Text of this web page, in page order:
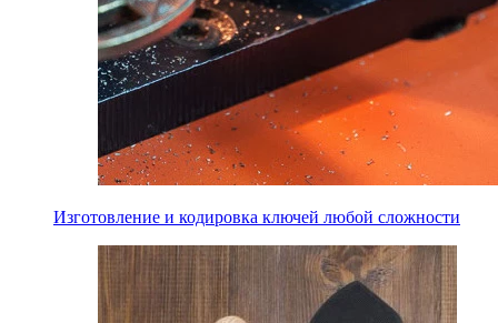
Изготовление и кодировка ключей любой сложности